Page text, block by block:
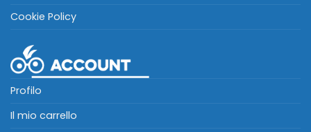
Cookie Policy
Profilo
Il mio carrello